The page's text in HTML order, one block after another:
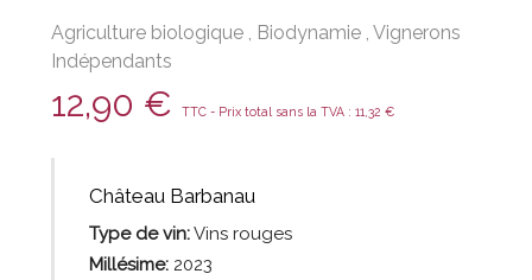
Agriculture biologique , Biodynamie , Vignerons
Indépendants
12,90 € TTC - Prix total sans la TVA : 11,32 €
Château Barbanau
Type de vin:Vins rouges
Millésime:2023